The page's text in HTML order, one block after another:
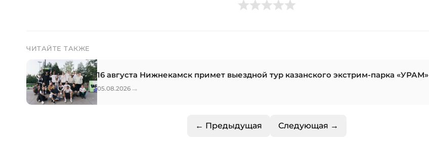
ЧИТАЙТЕ ТАКЖЕ
16 августа Нижнекамск примет выездной тур казанского экстрим-парка «УРАМ»
05.08.2026 →
← Предыдущая Следующая →